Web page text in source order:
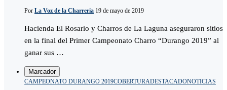
Por La Voz de la Charreria 19 de mayo de 2019
Hacienda El Rosario y Charros de La Laguna aseguraron sitios
en la final del Primer Campeonato Charro “Durango 2019” al
ganar sus …
Marcador
CAMPEONATO DURANGO 2019COBERTURADESTACADONOTICIAS